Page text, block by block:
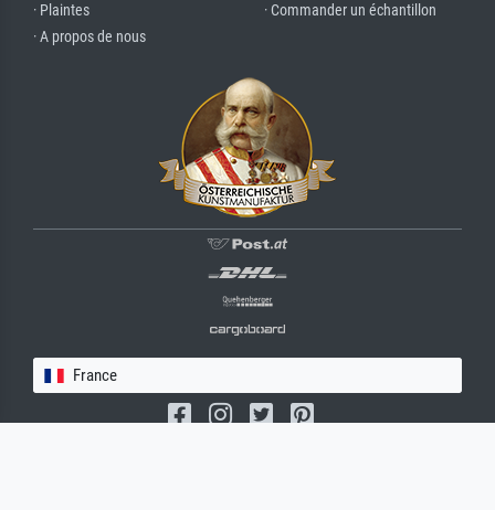
· Plaintes
· A propos de nous
· Commander un échantillon
France